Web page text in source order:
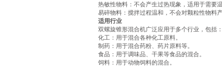
热敏性物料‌：不会产生过热现象，适用于需要
易碎物料‌：搅拌过程温和，不会对颗粒性物料
适用行业
双螺旋锥形混合机广泛应用于多个行业，包括
‌化工‌：用于混合各种化工原料。
‌制药‌：用于混合药粉、药片原料等。
‌食品‌：用于调味品、干果等食品的混合。
‌饲料‌：用于动物饲料的混合。